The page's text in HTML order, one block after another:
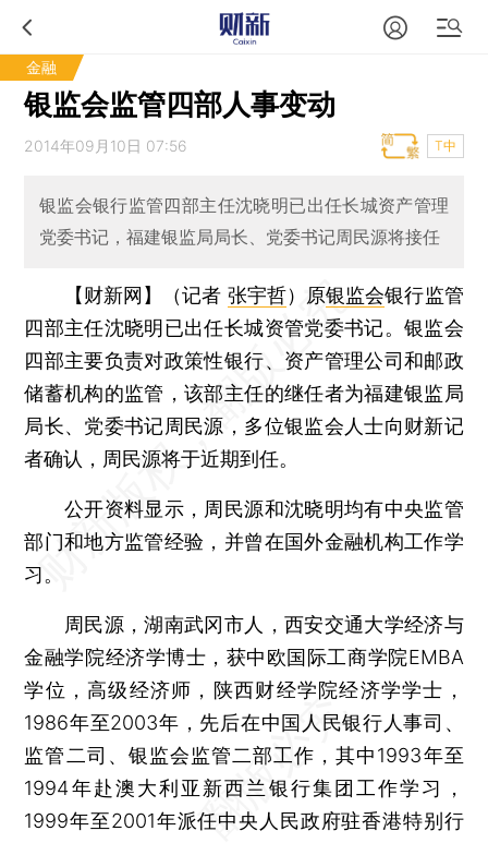
金融
银监会监管四部人事变动
2014年09月10日 07:56 T中
银监会银行监管四部主任沈晓明已出任长城资产管理
党委书记，福建银监局局长、党委书记周民源将接任
【财新网】（记者 张宇哲） 原银监会银行监管
四部主任沈晓明已出任长城资管党委书记。银监会
四部主要负责对政策性银行、资产管理公司和邮政
储蓄机构的监管，该部主任的继任者为福建银监局
局长、党委书记周民源，多位银监会人士向财新记
者确认，周民源将于近期到任。
公开资料显示，周民源和沈晓明均有中央监管
部门和地方监管经验，并曾在国外金融机构工作学
习。
周民源，湖南武冈市人，西安交通大学经济与
金融学院经济学博士，获中欧国际工商学院EMBA
学位，高级经济师，陕西财经学院经济学学士，
1986年至2003年，先后在中国人民银行人事司、
监管二司、银监会监管二部工作，其中1993年至
1994年赴澳大利亚新西兰银行集团工作学习，
1999年至2001年派任中央人民政府驻香港特别行